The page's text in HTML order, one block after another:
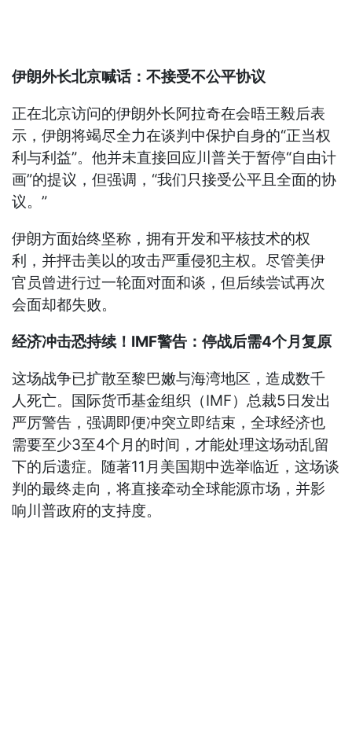
伊朗外长北京喊话：不接受不公平协议
正在北京访问的伊朗外长阿拉奇在会晤王毅后表
示，伊朗将竭尽全力在谈判中保护自身的“正当权
利与利益”。他并未直接回应川普关于暂停“自由计
画”的提议，但强调，“我们只接受公平且全面的协
议。”
伊朗方面始终坚称，拥有开发和平核技术的权
利，并抨击美以的攻击严重侵犯主权。尽管美伊
官员曾进行过一轮面对面和谈，但后续尝试再次
会面却都失败。
经济冲击恐持续！IMF警告：停战后需4个月复原
这场战争已扩散至黎巴嫩与海湾地区，造成数千
人死亡。国际货币基金组织（IMF）总裁5日发出
严厉警告，强调即便冲突立即结束，全球经济也
需要至少3至4个月的时间，才能处理这场动乱留
下的后遗症。随著11月美国期中选举临近，这场谈
判的最终走向，将直接牵动全球能源市场，并影
响川普政府的支持度。